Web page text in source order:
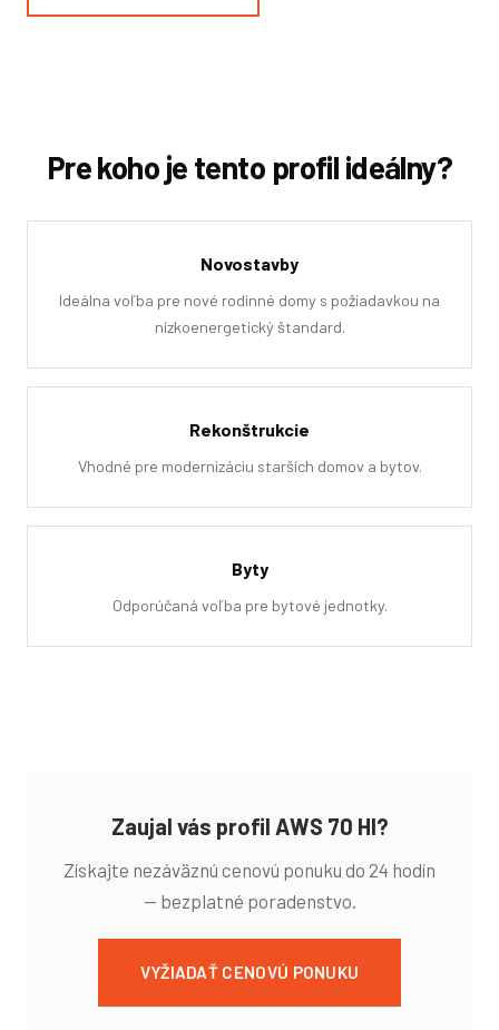
Pre koho je tento profil ideálny?
Novostavby
Ideálna voľba pre nové rodinné domy s požiadavkou na
nízkoenergetický štandard.
Rekonštrukcie
Vhodné pre modernizáciu starších domov a bytov.
Byty
Odporúčaná voľba pre bytové jednotky.
Zaujal vás profil AWS 70 HI?
Získajte nezáväznú cenovú ponuku do 24 hodín
— bezplatné poradenstvo.
VYŽIADAŤ CENOVÚ PONUKU